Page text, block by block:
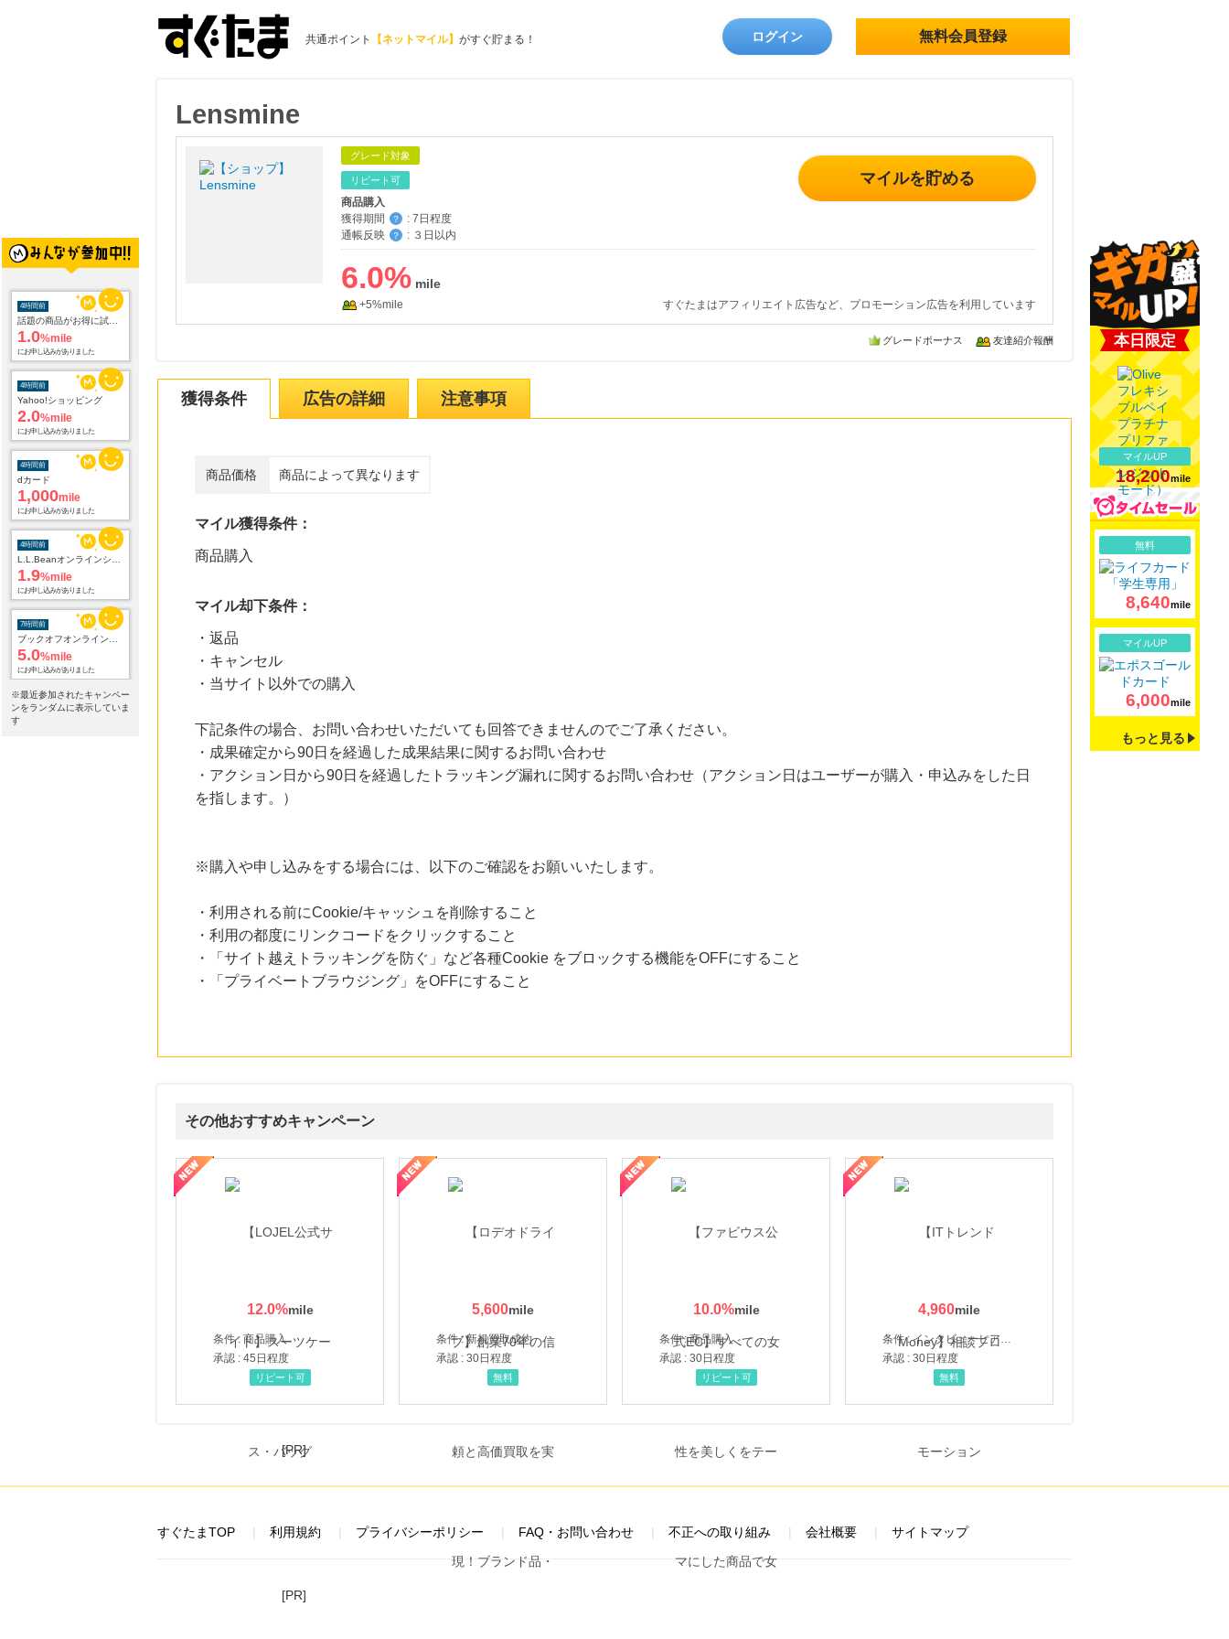
共通ポイント 【ネットマイル】 がすぐ貯まる！ ログイン 無料会員登録
4時間前
1.0%mile
にお申し込みがありました
4時間前
Yahoo!ショッピング
2.0%mile
にお申し込みがありました
4時間前
dカード
1,000mile
にお申し込みがありました
4時間前
1.9%mile
にお申し込みがありました
7時間前
5.0%mile
にお申し込みがありました
7時間前
※最近参加されたキャンペー
ンをランダムに表示していま
す
Lensmine
グレード対象
リピート可
商品購入
獲得期間
？ : 7日程度
通帳反映
？ : ３日以内
マイルを貯める
6.0%
+5%mile すぐたまはアフィリエイト広告など、プロモーション広告を利用しています
グレードボーナス 友達紹介報酬
獲得条件 広告の詳細 注意事項
商品価格 商品によって異なります
マイル獲得条件：
商品購入
マイル却下条件：
・返品
・キャンセル
・当サイト以外での購入
下記条件の場合、お問い合わせいただいても回答できませんのでご了承ください。
・成果確定から90日を経過した成果結果に関するお問い合わせ
・アクション日から90日を経過したトラッキング漏れに関するお問い合わせ（アクション日はユーザーが購入・申込みをした日
を指します。）
※購入や申し込みをする場合には、以下のご確認をお願いいたします。
・利用される前にCookie/キャッシュを削除すること
・利用の都度にリンクコードをクリックすること
・「サイト越えトラッキングを防ぐ」など各種Cookie をブロックする機能をOFFにすること
・「プライベートブラウジング」をOFFにすること
その他おすすめキャンペーン
12.0%
条件 : 商品購入
承認 : 45日程度
リピート可
5,600
条件 : 新規買取成約
承認 : 30日程度
高価買取を実現！ブランド品・貴金属の無料査定
無料
10.0%
条件 : 商品購入
承認 : 30日程度
ファビウス公式EC】すべての女性を美しくをテーマにした商品で女性の美を応援しています
リピート可
4,960
条件 : インタビューヒアリング完了
承認 : 30日程度
【ITトレンドMoney】相談プロモーション
無料
本日限定
マイルUP
18,200mile
無料
8,640mile
マイルUP
6,000mile
もっと見る
[PR]
すぐたまTOP 利用規約 プライバシーポリシー FAQ・お問い合わせ 不正への取り組み 会社概要 サイトマップ
[PR]